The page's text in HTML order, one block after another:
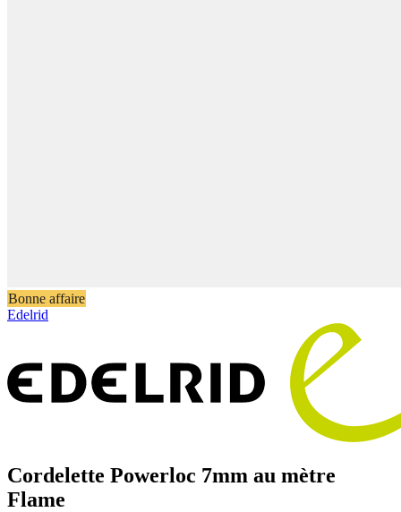
Bonne affaire
Edelrid
Cordelette Powerloc 7mm au mètre
Flame